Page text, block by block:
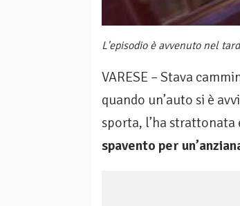
L'episodio è avvenuto nel
VARESE – Stava
quando un’auto si è
sporta, l’ha
spavento per